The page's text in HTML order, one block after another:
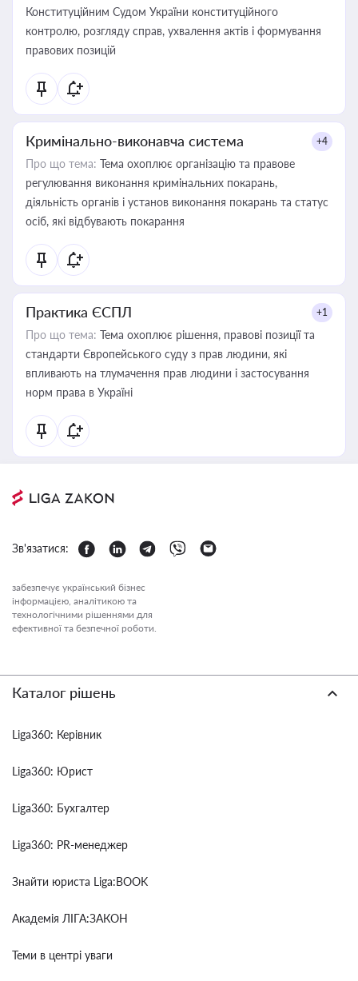
Конституційним Судом України конституційного
контролю, розгляду справ, ухвалення актів і формування
правових позицій
Кримінально-виконавча система +4
Про що тема: Тема охоплює організацію та правове
регулювання виконання кримінальних покарань,
діяльність органів і установ виконання покарань та статус
осіб, які відбувають покарання
Практика ЄСПЛ +1
Про що тема: Тема охоплює рішення, правові позиції та
стандарти Європейського суду з прав людини, які
впливають на тлумачення прав людини і застосування
норм права в Україні
Зв'язатися:
забезпечує український бізнес
інформацією, аналітикою та
технологічними рішеннями для
ефективної та безпечної роботи.
Каталог рішень
Liga360: Керівник
Liga360: Юрист
Liga360: Бухгалтер
Liga360: PR-менеджер
Знайти юриста Liga:BOOK
Академія ЛІГА:ЗАКОН
Теми в центрі уваги